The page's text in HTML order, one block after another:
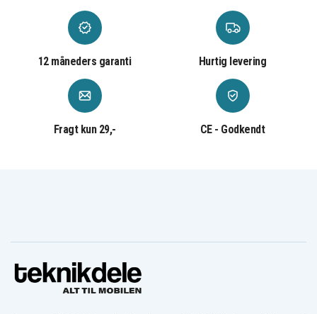
12 måneders garanti Hurtig levering
Fragt kun 29,- CE - Godkendt